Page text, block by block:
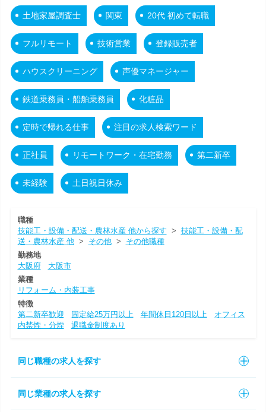
土地家屋調査士 関東 20代 初めて転職
フルリモート 技術営業 登録販売者
ハウスクリーニング 声優マネージャー
鉄道乗務員・船舶乗務員 化粧品
定時で帰れる仕事 注目の求人検索ワード
正社員 リモートワーク・在宅勤務 第二新卒
未経験 土日祝日休み
職種
技能工・設備・配送・農林水産 他から探す > 技能工・設備・配
送・農林水産 他> その他> その他職種
勤務地
大阪府
大阪市
業種
リフォーム・内装工事
特徴
第二新卒歓迎
固定給25万円以上 年間休日120日以上
オフィス
内禁煙・分煙
退職金制度あり
同じ職種の求人を探す
同じ業種の求人を探す